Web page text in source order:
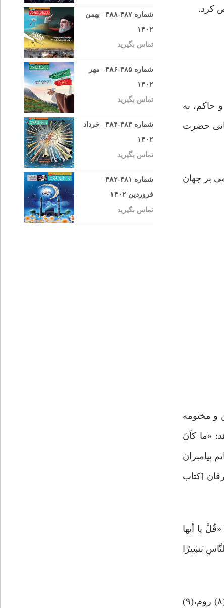
کرد.
حاکم، به
حضرت
بر جهان
و مختومه
«ما کاَنَ
پیامبران
[کتاب
یا أیها
أَرْسَلْنَاک إِلَّا کافَّه لِّلنَّاسِ بَشِیرًا
افزون ‌بر ‌این آیات، شواهد تاریخی نیز شاهدی بر این مدعا هستند: پیامبر اسلام(ص) به سران کشورهایی چون ایران،(۸) روم،(۹)
شماره ۴۸۷-۴۸۸– بهمن
۱۴۰۲
تماس بگیرید
شماره ۴۸۵-۴۸۶– مهر
۱۴۰۲
تماس بگیرید
شماره ۴۸۳-۴۸۴– خرداد
۱۴۰۲
تماس بگیرید
شماره ۴۸۱-۴۸۲–
فروردین ۱۴۰۲
تماس بگیرید